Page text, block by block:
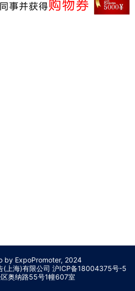
by ExpoPromoter, 2024
上海)有限公司 沪ICP备18004375号-5
奥纳路55号1幢607室